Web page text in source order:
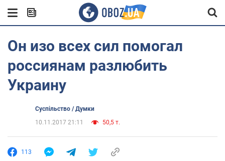
Он изо всех сил помогал
россиянам разлюбить
Украину
Суспільство / Думки
10.11.2017 21:11
50,5 т.
113